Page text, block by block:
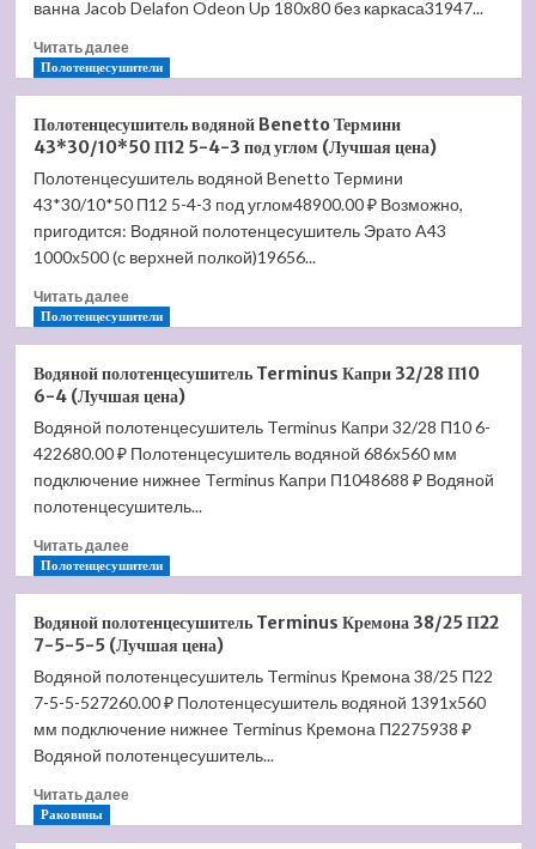
цена)
ванна Jacob Delafon Odeon Up 180x80 без каркаса31947...
Читать далееПрочитать
больше
ванна
Jacob
Delafon
Odeon
Up
E60491RU-
00
без
цена)
Полотенцесушители
Полотенцесушитель водяной Benetto Термини
43*30/10*50 П12 5-4-3 под углом (Лучшая цена)
Полотенцесушитель водяной Benetto Термини
43*30/10*50 П12 5-4-3 под углом48900.00 ₽ Возможно,
пригодится: Водяной полотенцесушитель Эрато A43
1000х500 (с верхней полкой)19656...
Читать далееПрочитать
больше
водяной
Benetto
Термини
43*30/10*50
П12
4-
3
под
цена)
Полотенцесушители
Водяной полотенцесушитель Terminus Капри 32/28 П10
6-4 (Лучшая цена)
Водяной полотенцесушитель Terminus Капри 32/28 П10 6-
422680.00 ₽ Полотенцесушитель водяной 686x560 мм
подключение нижнее Terminus Капри П1048688 ₽ Водяной
полотенцесушитель...
Читать далееПрочитать
больше
полотенцесушитель
Terminus
Капри
32/28
П10
(Лучшая
Полотенцесушители
Водяной полотенцесушитель Terminus Кремона 38/25 П22
7-5-5-5 (Лучшая цена)
Водяной полотенцесушитель Terminus Кремона 38/25 П22
7-5-5-527260.00 ₽ Полотенцесушитель водяной 1391x560
мм подключение нижнее Terminus Кремона П2275938 ₽
Водяной полотенцесушитель...
Читать далееПрочитать
Раковины